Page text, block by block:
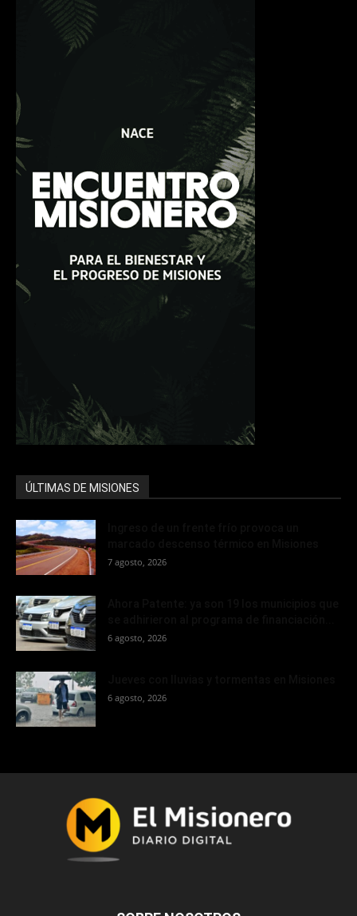
ÚLTIMAS DE MISIONES
7 agosto, 2026
6 agosto, 2026
6 agosto, 2026